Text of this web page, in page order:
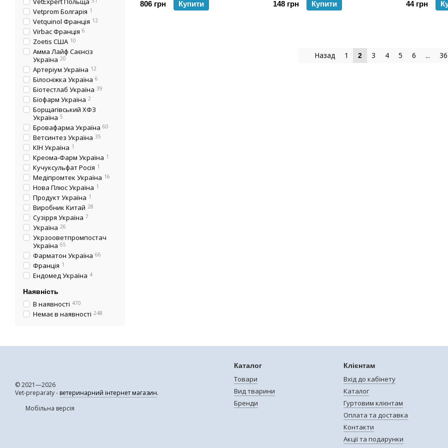
806 грн Купити 148 грн Купити 44 грн
Назад 1 2 3 4 5 6 ... 36
Vetprom Болгарія 1
Vetquinol Франція 12
Virbac Франція 6
Zoetis США 10
Амма Лайф Саєнсіз
Україна 20
Артеріум Україна 12
Білосніжка Україна 6
Біотестлаб Україна 39
Біофарм Україна 2
Борщагівський ХФЗ
Україна 5
Бровафарма Україна 60
Ветсинтез Україна 35
КІН Україна 1
Креома-Фарм Україна 1
Кучуксульфат Росія 1
Медіпромтек Україна 16
Нова Плюс Україна 1
Продукт Україна 1
Виробник Китай 28
Сузірря Україна 7
Україна 26
Укрзооветпромпостач
Україна 65
Фарматон Україна 66
Франція 1
Ендомед Україна 4
Наявність
В наявності 470
Немає в наявності 248
© 2021—2026
Vet-preparaty - ветеринарний інтернет магазин.
Мобільна версія
Каталог
Товари
Вид тварини
Бренди
Клієнтам
Вхід до кабінету
Каталог
Гуртовим клієнтам
Оплата та доставка
Контакти
Акції та подарунки